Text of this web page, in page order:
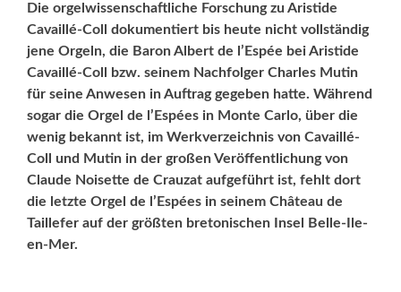
Die orgelwissenschaftliche Forschung zu Aristide
Cavaillé-Coll dokumentiert bis heute nicht vollständig
jene Orgeln, die Baron Albert de l’Espée bei Aristide
Cavaillé-Coll bzw. seinem Nachfolger Charles Mutin
für seine Anwesen in Auftrag gegeben hatte. Während
sogar die Orgel de l’Espées in Monte Carlo, über die
wenig bekannt ist, im Werkverzeichnis von Cavaillé-
Coll und Mutin in der großen Veröffentlichung von
Claude Noisette de Crauzat aufgeführt ist, fehlt dort
die letzte Orgel de l’Espées in seinem Château de
Taillefer auf der größten bretonischen Insel Belle-Ile-
en-Mer.